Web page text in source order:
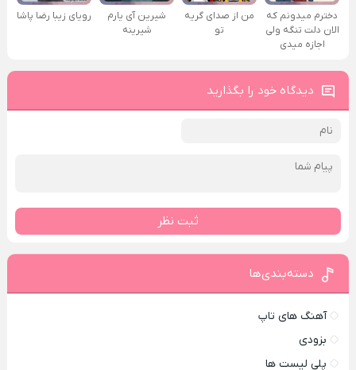
دخترم میدونم که
الان دلت تنگه ولی
اجازه میدی
من از صدای گريه
تو
شیرین آی یارم
شیرینه
رویای زیبا رضا پاشا
دیدگاه خود را بگذارید
ثبت نظر
دسته‌بندی‌ها
آهنگ های تاپ
بزودی
پلی لیست ها